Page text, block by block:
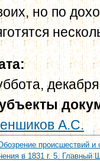
но по
А.С.
происшествий и
в 1831 г. 5. Главный